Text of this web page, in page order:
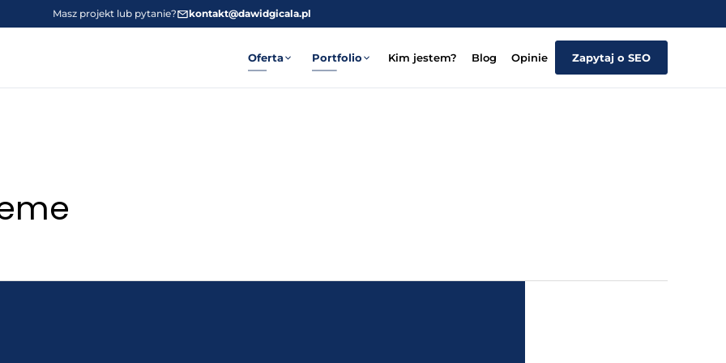
Masz projekt lub pytanie? kontakt@dawidgicala.pl
Oferta Portfolio Kim jestem? Blog Opinie Zapytaj o SEO